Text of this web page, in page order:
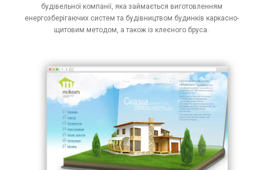
будівельної компанії, яка займається виготовленням
енергозберігаючих систем та будівництвом будинків каркасно-
щитовим методом, а також із клеєного бруса.